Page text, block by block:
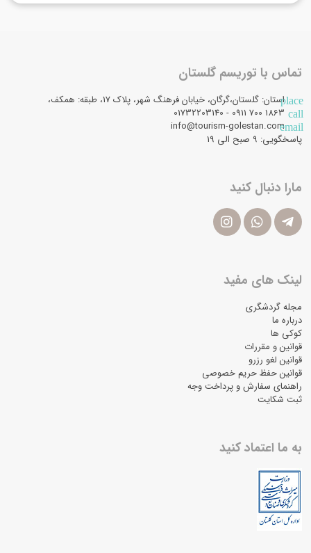
تماس با توریسم گلستان
placeاستان: گلستان،گرگان، خیابان فرهنگ شهر، پلاک 17، طبقه: همکف،
call
email
info@tourism-golestan.com
پاسخگویی: ۹ صبح الی 19
مارا دنبال کنید
لینک های مفید
مجله گردشگری
درباره ما
کوکی ها
قوانین و مقررات
قوانین لغو رزرو
قوانین حفظ حریم خصوصی
راهنمای سفارش و پرداخت وجه
ثبت شکایت
به ما اعتماد کنید